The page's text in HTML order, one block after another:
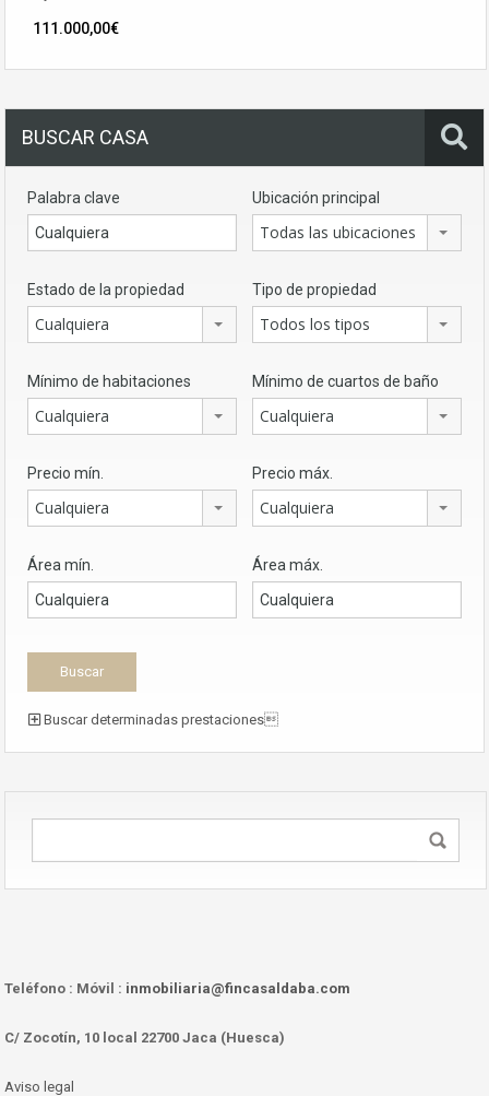
111.000,00€
BUSCAR CASA
Palabra clave Ubicación principal
Todas las ubicaciones
Estado de la propiedad
Cualquiera
Tipo de propiedad
Todos los tipos
Mínimo de habitaciones
Cualquiera
Mínimo de cuartos de baño
Cualquiera
Precio mín.
Cualquiera
Precio máx.
Cualquiera
Área mín. Área máx.
Buscar determinadas prestaciones
Teléfono : Móvil : inmobiliaria@fincasaldaba.com
C/ Zocotín, 10 local 22700 Jaca (Huesca)
Aviso legal